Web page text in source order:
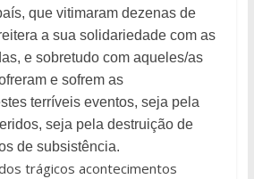
que vitimaram dezenas de
a sua solidariedade com as
e sobretudo com aqueles/as
e sofrem as
terríveis eventos, seja pela
seja pela destruição de
de subsistência.
trágicos acontecimentos